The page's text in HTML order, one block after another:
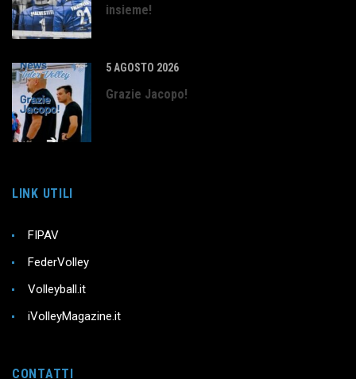
insieme!
5 AGOSTO 2026
Grazie Jacopo!
LINK UTILI
FIPAV
FederVolley
Volleyball.it
iVolleyMagazine.it
CONTATTI